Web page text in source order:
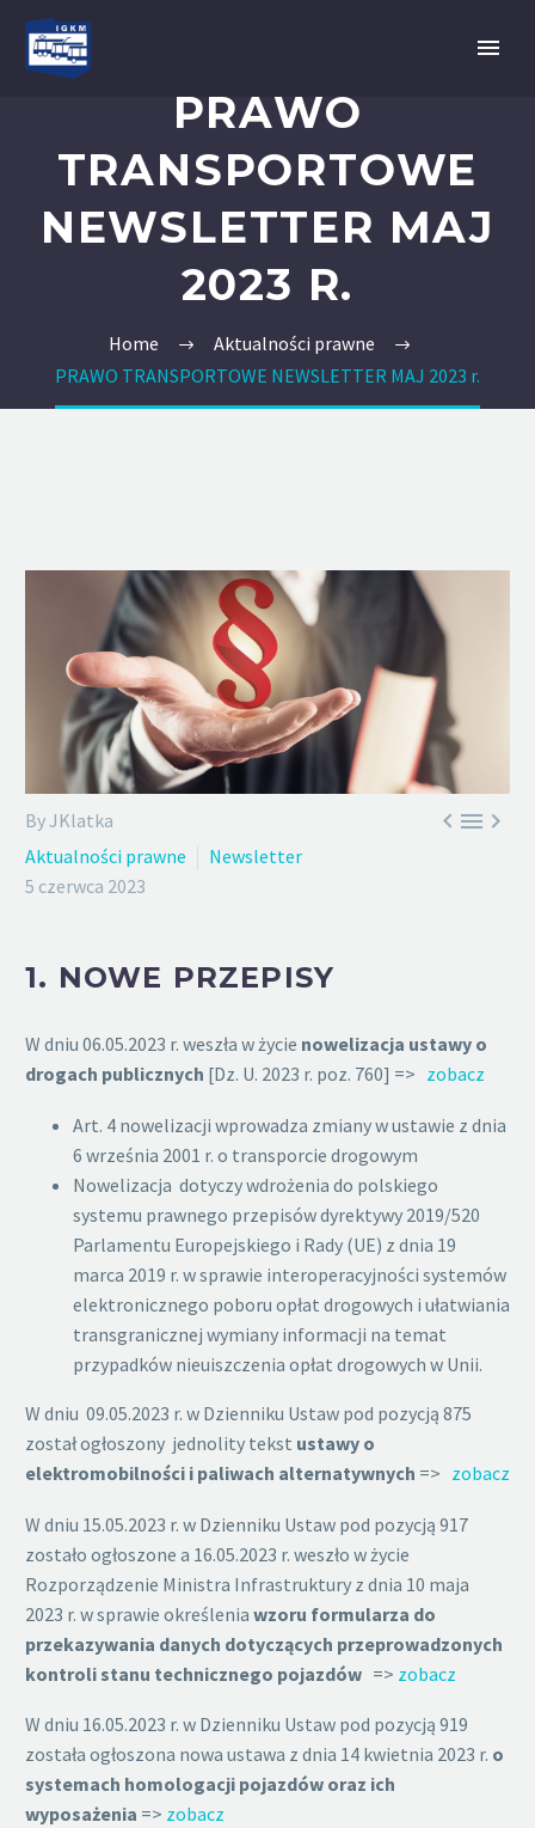
PRAWO
TRANSPORTOWE
NEWSLETTER MAJ
2023 R.
Home
Aktualności prawne
PRAWO TRANSPORTOWE NEWSLETTER MAJ 2023 r.

By JKlatka
Aktualności prawne
Newsletter
5 czerwca 2023
1. NOWE PRZEPISY
W dniu 06.05.2023 r. weszła w życie nowelizacja ustawy o
drogach publicznych [Dz. U. 2023 r. poz. 760] => zobacz
Art. 4 nowelizacji wprowadza zmiany w ustawie z dnia
6 września 2001 r. o transporcie drogowym
Nowelizacja dotyczy wdrożenia do polskiego
systemu prawnego przepisów dyrektywy 2019/520
Parlamentu Europejskiego i Rady (UE) z dnia 19
marca 2019 r. w sprawie interoperacyjności systemów
elektronicznego poboru opłat drogowych i ułatwiania
transgranicznej wymiany informacji na temat
przypadków nieuiszczenia opłat drogowych w Unii.
W dniu 09.05.2023 r. w Dzienniku Ustaw pod pozycją 875
został ogłoszony jednolity tekst ustawy o
elektromobilności i paliwach alternatywnych => zobacz
W dniu 15.05.2023 r. w Dzienniku Ustaw pod pozycją 917
zostało ogłoszone a 16.05.2023 r. weszło w życie
Rozporządzenie Ministra Infrastruktury z dnia 10 maja
2023 r. w sprawie określenia wzoru formularza do
przekazywania danych dotyczących przeprowadzonych
kontroli stanu technicznego pojazdów => zobacz
W dniu 16.05.2023 r. w Dzienniku Ustaw pod pozycją 919
została ogłoszona nowa ustawa z dnia 14 kwietnia 2023 r. o
systemach homologacji pojazdów oraz ich
wyposażenia => zobacz